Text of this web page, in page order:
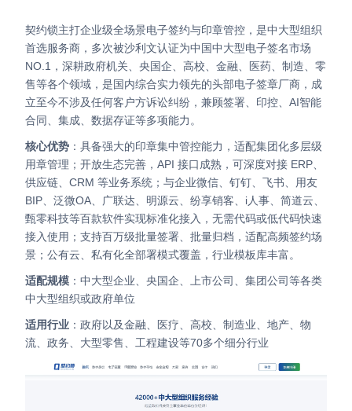
契约锁主打企业级全场景电子签约与印章管控，是中大型组织
首选服务商，多次被沙利文认证为中国中大型电子签名市场
NO.1，深耕政府机关、央国企、高校、金融、医药、制造、零
售等各个领域，是国内综合实力领先的头部电子签章厂商，成
立至今不涉及任何客户方诉讼纠纷，兼顾签署、印控、AI智能
合同、集成、数据存证等多项能力。
核心优势 ：具备强大的印章集中管控能力，适配集团化多层级
用章管理；开放生态完善，API 接口成熟，可深度对接 ERP、
供应链、CRM 等业务系统；与企业微信、钉钉、飞书、用友
BIP、 泛微OA、广联达、明源云、纷享销客、i人事、简道云、
甄零科技等百款软件实现标准化接入，无需代码或低代码快速
接入使用； 支持百万级批量签署、批量归档，适配高频签约场
景；公有云、私有化全部署模式覆盖，行业模板库丰富。
适配规模 ：中大型企业、央国企、上市公司、集团公司等各类
中大型组织或政府单位
适用行业 ：政府以及金融、医疗、高校、制造业、地产、物
流、政务、大型零售、工程建设等70多个细分行业